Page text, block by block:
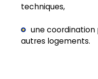
techniques,
une coordination
autres logements.